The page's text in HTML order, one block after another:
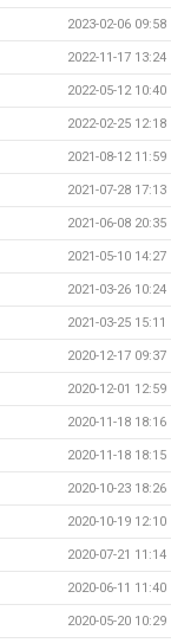
2023-02-06 09:58
2022-11-17 13:24
2022-05-12 10:40
2022-02-25 12:18
2021-08-12 11:59
2021-07-28 17:13
2021-06-08 20:35
2021-05-10 14:27
2021-03-26 10:24
2021-03-25 15:11
2020-12-17 09:37
2020-12-01 12:59
2020-11-18 18:16
2020-11-18 18:15
2020-10-23 18:26
2020-10-19 12:10
2020-07-21 11:14
2020-06-11 11:40
2020-05-20 10:29